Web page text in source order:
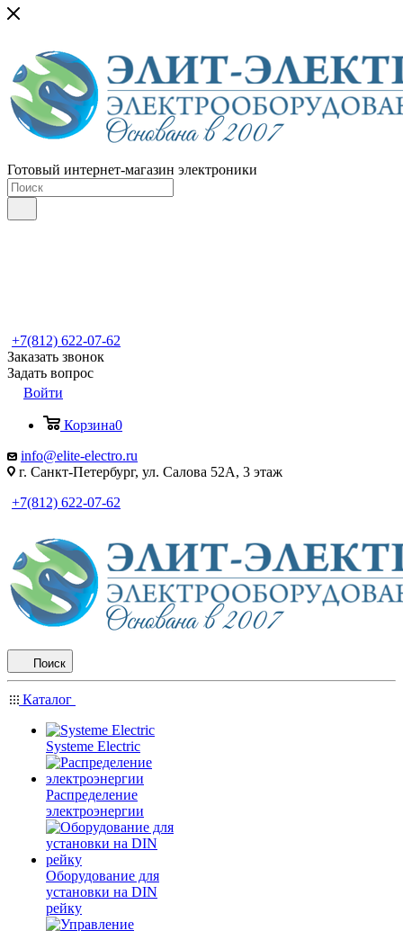
Готовый интернет-магазин электроники
+7(812) 622-07-62
Заказать звонок
Задать вопрос
Войти
Корзина0
info@elite-electro.ru
г. Санкт-Петербург, ул. Салова 52А, 3 этаж
+7(812) 622-07-62
Поиск
Каталог
Systeme Electric
Распределение
электроэнергии
Оборудование для
установки на DIN
рейку